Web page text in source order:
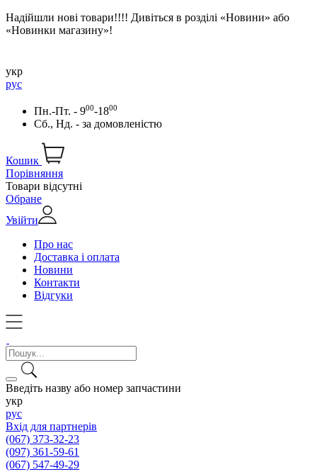
Надійшли нові товари!!!! Дивіться в розділі «Новини» або
«Новинки магазину»!
укр
рус
Пн.-Пт. - 900-1800
Сб., Нд. - за домовленістю
Кошик
Порівняння
Товари відсутні
Обране
Увійти
Про нас
Доставка і оплата
Новини
Контакти
Відгуки
Введіть назву або номер запчастини
укр
рус
Вхід для партнерів
(067) 373-32-23
(097) 361-59-61
(067) 547-49-29